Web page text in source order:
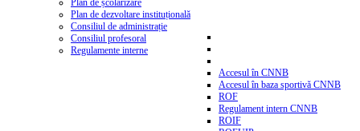
Plan de școlarizare
Plan de dezvoltare instituțională
Consiliul de administrație
Consiliul profesoral
Regulamente interne
Accesul în CNNB
Accesul în baza sportivă CNNB
ROF
Regulament intern CNNB
ROIF